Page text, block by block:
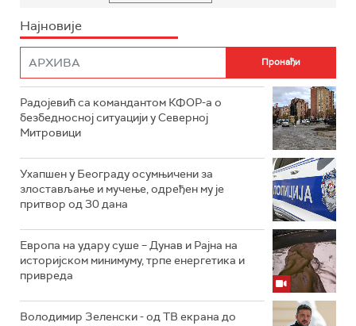
Најновије
Радојевић са командантом КФОР-а о
безбедносној ситуацији у Северној
Митровици
Ухапшен у Београду осумњичени за
злостављање и мучење, одређен му је
притвор од 30 дана
Европа на удару суше – Дунав и Рајна на
историјском минимуму, трпе енергетика и
привреда
Володимир Зеленски - од ТВ екрана до